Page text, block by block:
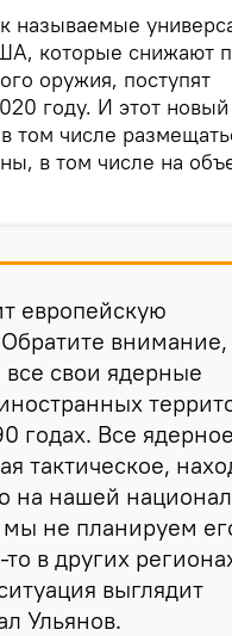
называемые
которые снижают
оружия, поступят
году. И этот
том числе
в том числе на
европейскую
внимание,
свои ядерные
годах. Все ядерное
тактическое,
на нашей
не планируем
в других
выглядит
Ульянов.